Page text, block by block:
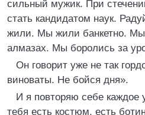
сильный мужик. При
стать кандидатом наук.
жили. Мы жили банкетно.
алмазах. Мы боролись за
Он говорит уже не так
виноваты. Не бойся дня».
И я повторяю себе каждое
тебя есть костюм, есть